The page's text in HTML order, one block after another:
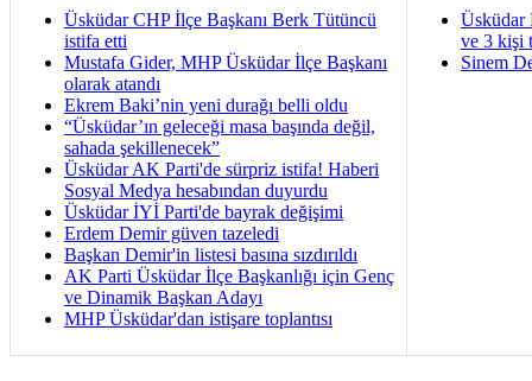
Üsküdar CHP İlçe Başkanı Berk Tütüncü
istifa etti
Mustafa Gider, MHP Üsküdar İlçe Başkanı
olarak atandı
Ekrem Baki’nin yeni durağı belli oldu
“Üsküdar’ın geleceği masa başında değil,
sahada şekillenecek”
Üsküdar AK Parti'de sürpriz istifa! Haberi
Sosyal Medya hesabından duyurdu
Üsküdar İYİ Parti'de bayrak değişimi
Erdem Demir güven tazeledi
Başkan Demir'in listesi basına sızdırıldı
AK Parti Üsküdar İlçe Başkanlığı için Genç
ve Dinamik Başkan Adayı
MHP Üsküdar'dan istişare toplantısı
Üsküdar
ve 3 kişi
Sinem